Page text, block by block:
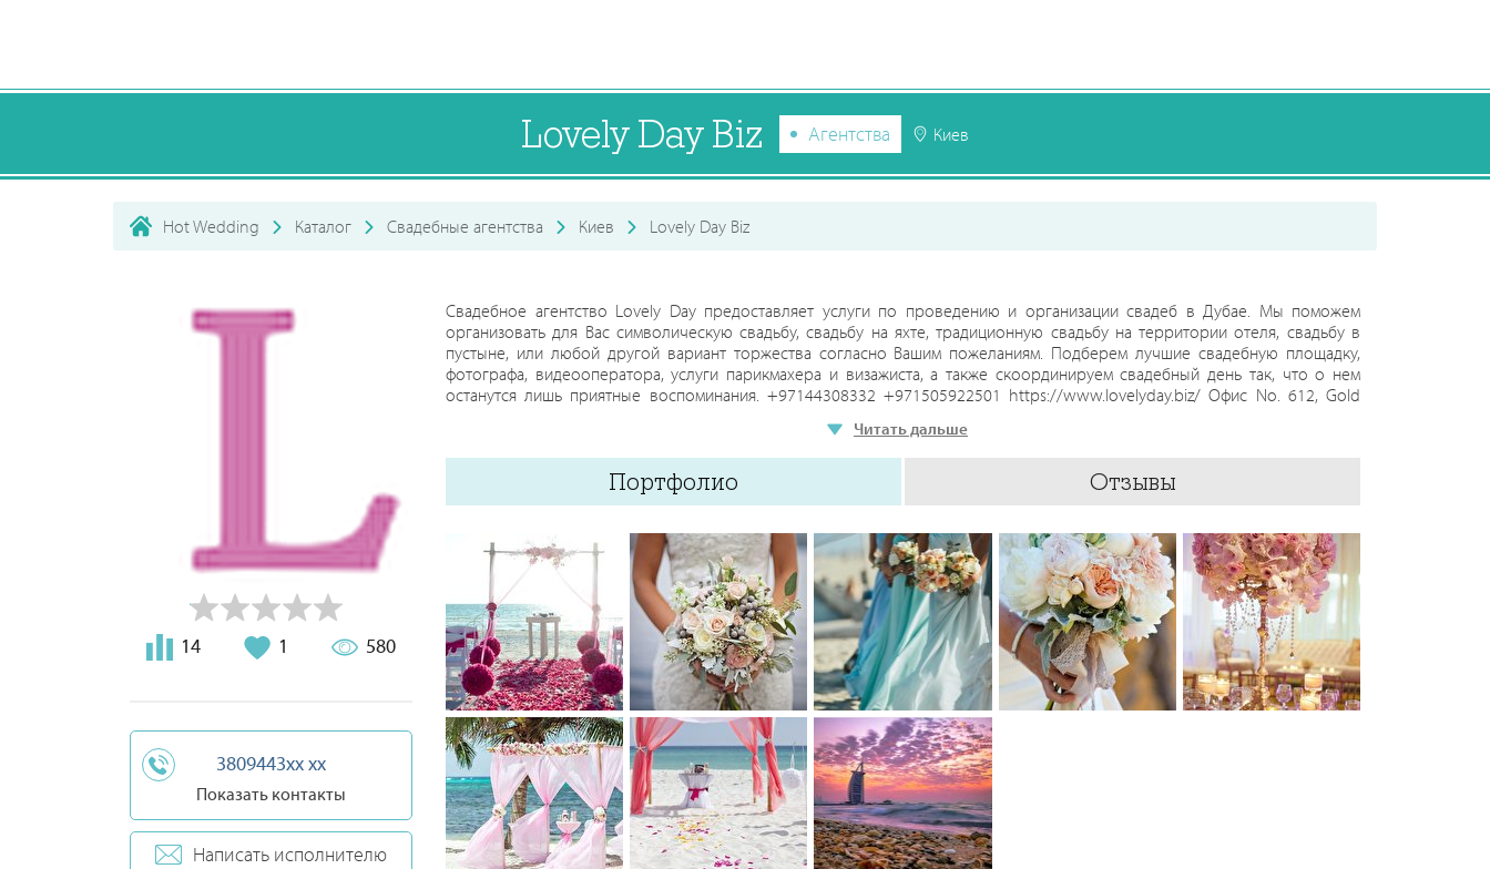
Lovely Day Biz Агентства Киев
Hot Wedding Каталог Свадебные агентства Киев Lovely Day Biz
14 1 580
3809443xx xx
Показать контакты
Написать исполнителю
Свадебное агентство Lovely Day предоставляет услуги по проведению и организации свадеб в Дубае. Мы поможем
организовать для Вас символическую свадьбу, свадьбу на яхте, традиционную свадьбу на территории отеля, свадьбу в
пустыне, или любой другой вариант торжества согласно Вашим пожеланиям. Подберем лучшие свадебную площадку,
фотографа, видеооператора, услуги парикмахера и визажиста, а также скоординируем свадебный день так, что о нем
останутся лишь приятные воспоминания. +97144308332 +971505922501 https://www.lovelyday.biz/ Офис No. 612, Gold
Читать дальше
Портфолио Отзывы
0 0 0 0 0 0